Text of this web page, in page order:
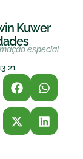
Kuwer
especial